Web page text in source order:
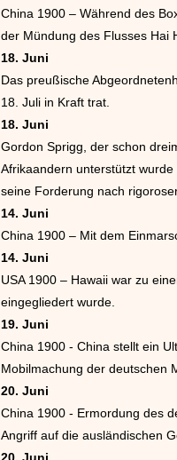
China 1900 – Während des
der Mündung des Flusses Hai
18. Juni
Das preußische
18. Juli in Kraft trat.
18. Juni
Gordon Sprigg, der schon
Afrikaandern unterstützt
seine Forderung nach
14. Juni
China 1900 – Mit dem
14. Juni
USA 1900 – Hawaii war zu
eingegliedert wurde.
19. Juni
China 1900 - China stellt ein
Mobilmachung der deutschen
20. Juni
China 1900 - Ermordung des
Angriff auf die ausländischen